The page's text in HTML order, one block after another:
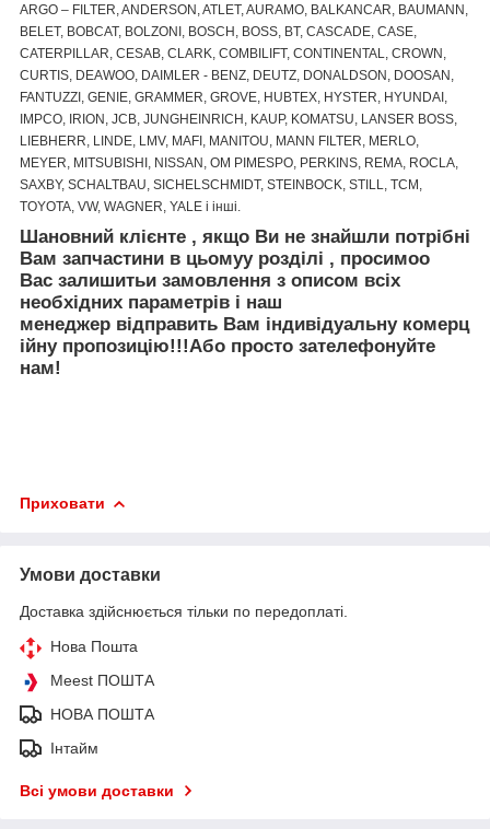
ARGO – FILTER, ANDERSON, ATLET, AURAMO, BALKANCAR, BAUMANN,
BELET, BOBCAT, BOLZONI, BOSCH, BOSS, BT, CASCADE, CASE,
CATERPILLAR, CESAB, CLARK, COMBILIFT, CONTINENTAL, CROWN,
CURTIS, DEAWOO, DAIMLER - BENZ, DEUTZ, DONALDSON, DOOSAN,
FANTUZZI, GENIE, GRAMMER, GROVE, HUBTEX, HYSTER, HYUNDAI,
IMPCO, IRION, JCB, JUNGHEINRICH, KAUP, KOMATSU, LANSER BOSS,
LIEBHERR, LINDE, LMV, MAFI, MANITOU, MANN FILTER, MERLO,
MEYER, MITSUBISHI, NISSAN, OM PIMESPO, PERKINS, REMA, ROCLA,
SAXBY, SCHALTBAU, SICHELSCHMIDT, STEINBOCK, STILL, TCM,
TOYOTA, VW, WAGNER, YALE і інші.
Шановний клієнте , якщо Ви не знайшли потрібні
Вам запчастини в цьомуу розділі , просимоо
Вас залишитьи замовлення з описом всіх
необхідних параметрів і наш
менеджер відправить Вам індивідуальнукомерц
ійну пропозицію!!!Або просто зателефонуйте
нам!
Приховати
Умови доставки
Доставка здійснюється тільки по передоплаті.
Нова Пошта
Meest ПОШТА
НОВА ПОШТА
Інтайм
Всі умови доставки